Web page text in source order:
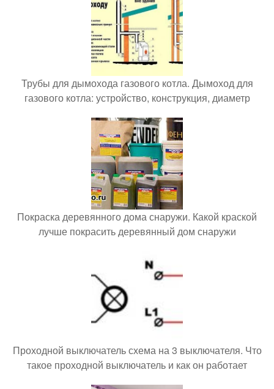
Трубы для дымохода газового котла. Дымоход для
газового котла: устройство, конструкция, диаметр
Покраска деревянного дома снаружи. Какой краской
лучше покрасить деревянный дом снаружи
Проходной выключатель схема на 3 выключателя. Что
такое проходной выключатель и как он работает